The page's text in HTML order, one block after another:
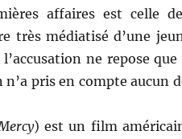
affaires est celle
très médiatisé d’une
ne repose
pris en compte aucun
) est un film